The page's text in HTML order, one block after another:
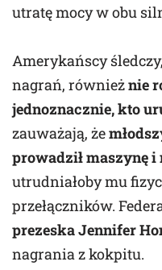
utratę mocy w obu
Amerykańscy
nagrań, równieżnie
jednoznacznie, kto
zauważają, że
prowadził maszynę i
utrudniałoby mu
przełączników.
prezeska Jennifer
nagrania z kokpitu.